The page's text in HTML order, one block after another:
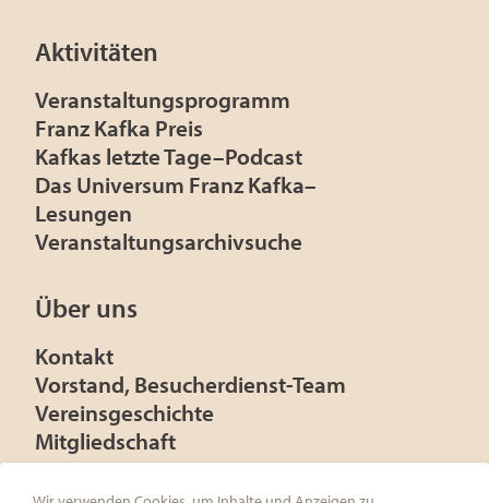
Aktivitäten
Veranstaltungsprogramm
Franz Kafka Preis
Kafkas letzte Tage–Podcast
Das Universum Franz Kafka–
Lesungen
Veranstaltungsarchivsuche
Über uns
Kontakt
Vorstand, Besucherdienst-Team
Vereinsgeschichte
Mitgliedschaft
Presse
Förderer